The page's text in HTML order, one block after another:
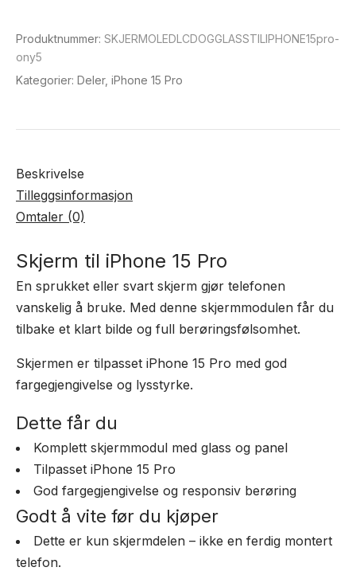
iPhone
15
Pro
Produktnummer: SKJERMOLEDLCDOGGLASSTILIPHONE15pro-
ony5
Kategorier: Deler, iPhone 15 Pro
Beskrivelse
Tilleggsinformasjon
Omtaler (0)
Skjerm til iPhone 15 Pro
En sprukket eller svart skjerm gjør telefonen
vanskelig å bruke. Med denne skjermmodulen får du
tilbake et klart bilde og full berøringsfølsomhet.
Skjermen er tilpasset iPhone 15 Pro med god
fargegjengivelse og lysstyrke.
Dette får du
Komplett skjermmodul med glass og panel
Tilpasset iPhone 15 Pro
God fargegjengivelse og responsiv berøring
Godt å vite før du kjøper
Dette er kun skjermdelen – ikke en ferdig montert
telefon.